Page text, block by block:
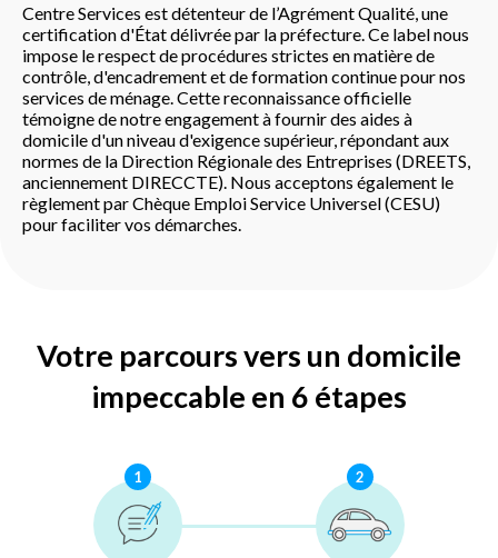
Centre Services est détenteur de l’Agrément Qualité, une
certification d'État délivrée par la préfecture. Ce label nous
impose le respect de procédures strictes en matière de
contrôle, d'encadrement et de formation continue pour nos
services de ménage. Cette reconnaissance officielle
témoigne de notre engagement à fournir des aides à
domicile d'un niveau d'exigence supérieur, répondant aux
normes de la Direction Régionale des Entreprises (DREETS,
anciennement DIRECCTE). Nous acceptons également le
règlement par Chèque Emploi Service Universel (CESU)
pour faciliter vos démarches.
Votre parcours vers un domicile
impeccable en 6 étapes
1 2